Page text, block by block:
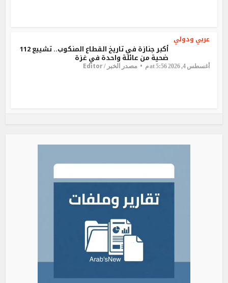
عربي ودولي
أكبر جنازة في تاريخ القطاع المنكوب.. تشييع 112
ضحية من عائلة واحدة في غزة
أغسطس 4, 2026 at 5:56 م مصدر الخبر /Editor